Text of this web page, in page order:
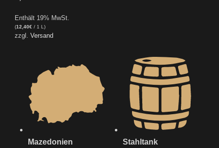
Enthält 19% MwSt.
(12,40€ / 1 L)
zzgl. Versand
Mazedonien Stahltank